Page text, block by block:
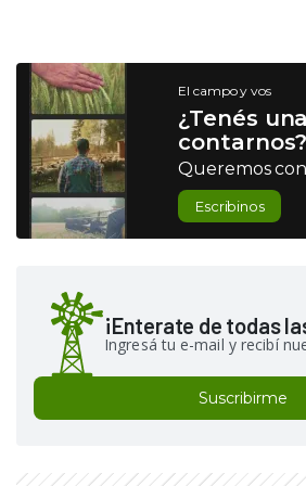
El campo y vos
¿Tenés
contarnos?
Queremos
Escribinos
¡Enterate de todas
Ingresá tu e-mail y recibí
Suscribirme